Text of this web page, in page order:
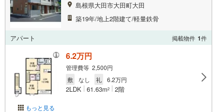
島根県大田市大田町大田
築19年/地上2階建て/軽量鉄骨
アパート 掲載物件 1件
もっと見る
6.2万円
管理費等 2,500円
敷
なし 礼 6.2万円
2LDK 61.63m2 2階